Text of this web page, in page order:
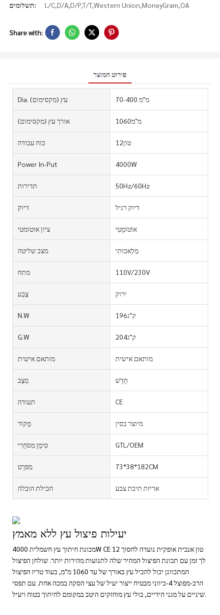
תשלומים:
L/C,D/A,D/P,T/T,Western Union,MoneyGram,OA
Share with:
פירוט המוצר
Dia. עץ (מקסימום) 70-400 מ"מ
אורך עץ (מקסימום) מ"מ1060
כוח עבודה טוֹן12
Power In-Put 4000W
תדירות 50Hz/60Hz
דיוק דיוק רגיל
ציון אוטומטי אוֹטוֹמָטִי
מצב שליטה מְלָאכוּתִי
מתח 110V/230V
צֶבַע ירוק
N.W ק"ג196
G.W ק"ג204
מותאם אישית מותאם אישית
מַצָב חָדָשׁ
תעודה CE
מָקוֹר מיוצר בסין
סִימָן מִסחָרִי GTL/OEM
מִפרָט 73*38*182CM
חבילת הובלה אריזת תיבת צבע
מכונת חיתוך עץ חשמלית 4000W CE 12 טון אנכית אופקית נועדה לחסוך
לך זמן עם תכונת הפיצול המהיר שלה לתנועות מהירות יותר. שולחן הפיצול
המתכוונן יכול להכיל עץ באורך של עד 1060 מ"מ, בעוד טריז הפיצול
הרב-מפוצל 4-כיווני מבטיח ייצור יעיל של עצי הסקה במכה אחת. עם תפסי
שיניים על מגני הידיים, בולי עץ מוחזקים היטב במקומם לחיתוך בטוח ויעיל.